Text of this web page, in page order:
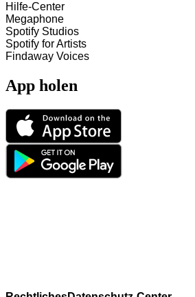
Hilfe-Center
Megaphone
Spotify Studios
Spotify for Artists
Findaway Voices
App holen